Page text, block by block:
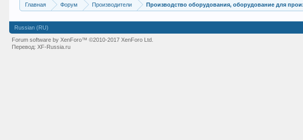
Главная Форум Производители Производство оборудования, оборудование для
Russian (RU)
Forum software by XenForo™©2010-2017 XenForo Ltd.
Перевод:XF-Russia.ru